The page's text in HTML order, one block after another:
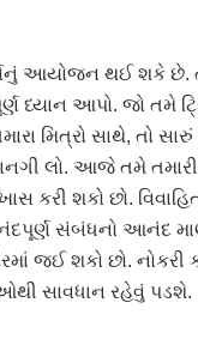
આયોજન થઈ શકે છે.
ધ્યાન આપો. જો તમે
મિત્રો સાથે, તો
લો. આજે તમે તમારી
કરી શકો છો.
સંબંધનો આનંદ
જઈ શકો છો. નોકરી
સાવધાન રહેવું પડશે.